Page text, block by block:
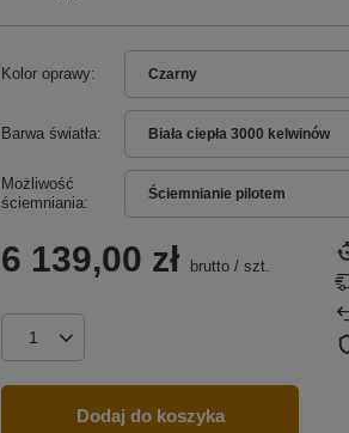
Kolor oprawy Czarny
Barwa światła Biała ciepła 3000 kelwinów
Możliwość
ściemniania
Ściemnianie pilotem
6 139,00 zł brutto / szt.
Dodaj do koszyka